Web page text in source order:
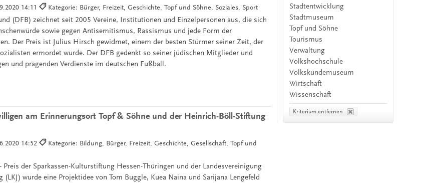
14:11 Kategorie: Bürger, Freizeit, Geschichte, Topf und Söhne, Soziales, Sport
(DFB) zeichnet seit 2005 Vereine, Institutionen und Einzelpersonen aus, die sich
sowie gegen Antisemitismus, Rassismus und jede Form der
Der Preis ist Julius Hirsch gewidmet, einem der besten Stürmer seiner Zeit, der
ermordet wurde. Der DFB gedenkt so seiner jüdischen Mitglieder und
und prägenden Verdienste im deutschen Fußball.
am Erinnerungsort Topf & Söhne und der Heinrich-Böll-Stiftung
14:52
Kategorie: Bildung, Bürger, Freizeit, Geschichte, Gesellschaft, Topf und
der Sparkassen-Kulturstiftung Hessen-Thüringen und der Landesvereinigung
wurde eine Projektidee von Tom Buggle, Kuea Naina und Sarijana Lengefeld
Stadtentwicklung
Stadtmuseum
Topf und Söhne
Tourismus
Verwaltung
Volkshochschule
Volkskundemuseum
Wirtschaft
Wissenschaft
Kriterium entfernen